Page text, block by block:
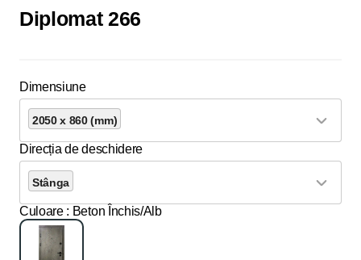
Diplomat 266
Dimensiune
2050 x 860 (mm)
Direcția de deschidere
Stânga
Culoare : Beton Închis/Alb